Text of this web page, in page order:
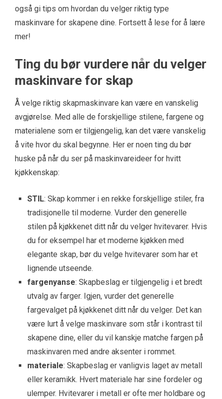
også gi tips om hvordan du velger riktig type
maskinvare for skapene dine. Fortsett å lese for å lære
mer!
Ting du bør vurdere når du velger
maskinvare for skap
Å velge riktig skapmaskinvare kan være en vanskelig
avgjørelse. Med alle de forskjellige stilene, fargene og
materialene som er tilgjengelig, kan det være vanskelig
å vite hvor du skal begynne. Her er noen ting du bør
huske på når du ser på maskinvareideer for hvitt
kjøkkenskap:
STIL: Skap kommer i en rekke forskjellige stiler, fra
tradisjonelle til moderne. Vurder den generelle
stilen på kjøkkenet ditt når du velger hvitevarer. Hvis
du for eksempel har et moderne kjøkken med
elegante skap, bør du velge hvitevarer som har et
lignende utseende.
fargenyanse: Skapbeslag er tilgjengelig i et bredt
utvalg av farger. Igjen, vurder det generelle
fargevalget på kjøkkenet ditt når du velger. Det kan
være lurt å velge maskinvare som står i kontrast til
skapene dine, eller du vil kanskje matche fargen på
maskinvaren med andre aksenter i rommet.
materiale: Skapbeslag er vanligvis laget av metall
eller keramikk. Hvert materiale har sine fordeler og
ulemper. Hvitevarer i metall er ofte mer holdbare og